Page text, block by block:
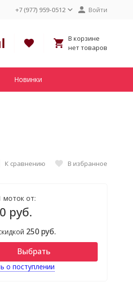
+7 (977) 959-0512 Войти
В корзине
нет товаров
Новинки
К сравнению В избранное
моток от:
руб.
250 руб.
Выбрать
о поступлении